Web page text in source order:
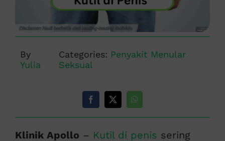
By
Yulia
Categories: Penyakit Menular
Seksual
Klinik Apollo – Kutil di penis sering